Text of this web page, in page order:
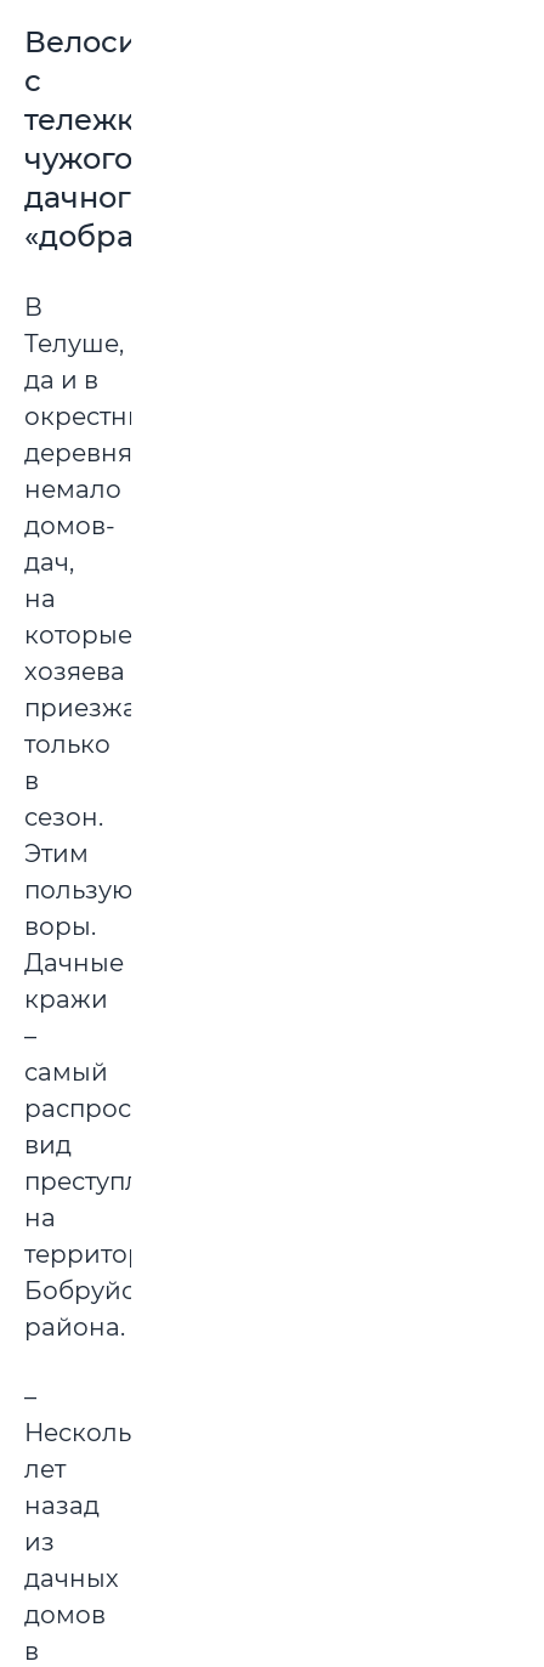
Велосипедист
с
тележкой
чужого
дачного
«добра»
В
Телуше,
да и в
окрестных
деревнях
немало
домов-
дач,
на
которые
хозяева
приезжают
только
в
сезон.
Этим
пользуются
воры.
Дачные
кражи
–
самый
распространенный
вид
преступлений
на
территории
Бобруйского
района.
–
Несколько
лет
назад
из
дачных
домов
в